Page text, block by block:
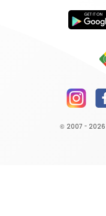
© 2007 - 2026